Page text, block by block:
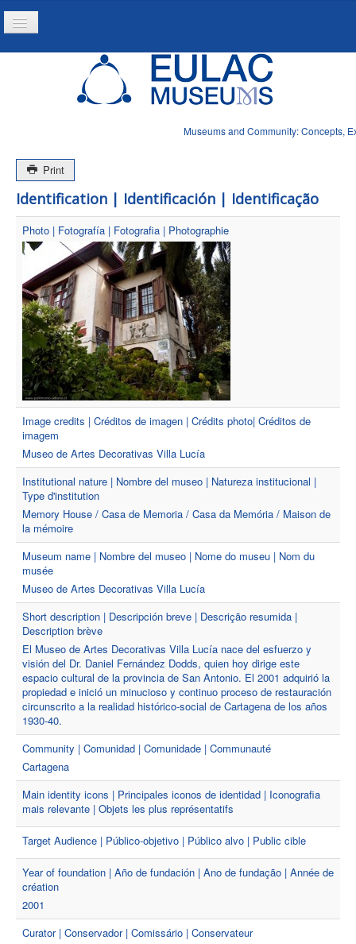
Museums and Community: Concepts,
Toggle
Navigation
Print
Identification | Identificación | Identificação
Photo | Fotografía | Fotografia | Photographie
Image credits | Créditos de imagen | Crédits photo| Créditos de
imagem
Museo de Artes Decorativas Villa Lucía
Institutional nature | Nombre del museo | Natureza institucional |
Type d'institution
Memory House / Casa de Memoria / Casa da Memória / Maison de
la mémoire
Museum name | Nombre del museo | Nome do museu | Nom du
musée
Museo de Artes Decorativas Villa Lucía
Short description | Descripción breve | Descrição resumida |
Description brève
El Museo de Artes Decorativas Villa Lucía nace del esfuerzo y
visión del Dr. Daniel Fernández Dodds, quien hoy dirige este
espacio cultural de la provincia de San Antonio. El 2001 adquirió la
propiedad e inició un minucioso y continuo proceso de restauración
circunscrito a la realidad histórico-social de Cartagena de los años
1930-40.
Community | Comunidad | Comunidade | Communauté
Cartagena
Main identity icons | Principales iconos de identidad | Iconografia
mais relevante | Objets les plus représentatifs
Target Audience | Público-objetivo | Público alvo | Public cible
Year of foundation | Año de fundación | Ano de fundação | Année de
création
2001
Curator | Conservador | Comissário | Conservateur